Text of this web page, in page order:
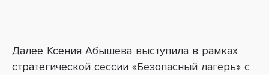
Далее Ксения Абышева выступила в рамках
стратегической сессии «Безопасный лагерь» с